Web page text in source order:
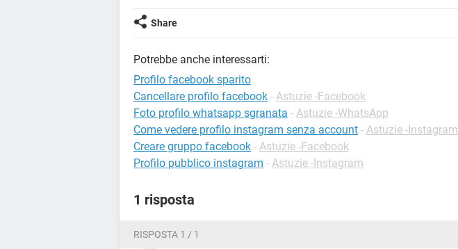
Share
Potrebbe anche interessarti:
Profilo facebook sparito
Cancellare profilo facebook - Astuzie -Facebook
Foto profilo whatsapp sgranata - Astuzie -WhatsApp
Come vedere profilo instagram senza account - Astuzie -Instagram
Creare gruppo facebook - Astuzie -Facebook
Profilo pubblico instagram - Astuzie -Instagram
1 risposta
RISPOSTA 1 / 1